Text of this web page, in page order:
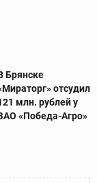
Брянске
отсудил
млн. рублей у
«Победа-Агро»